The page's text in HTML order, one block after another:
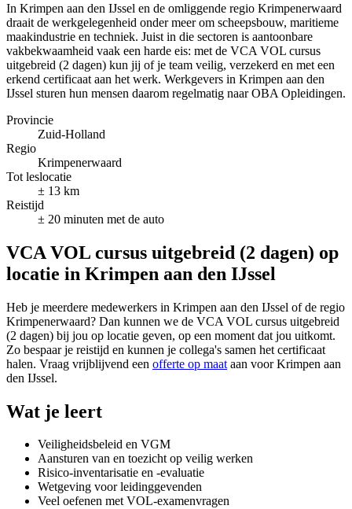
In Krimpen aan den IJssel en de omliggende regio Krimpenerwaard
draait de werkgelegenheid onder meer om scheepsbouw, maritieme
maakindustrie en techniek. Juist in die sectoren is aantoonbare
vakbekwaamheid vaak een harde eis: met de VCA VOL cursus
uitgebreid (2 dagen) kun jij of je team veilig, verzekerd en met een
erkend certificaat aan het werk. Werkgevers in Krimpen aan den
IJssel sturen hun mensen daarom regelmatig naar OBA Opleidingen.
Provincie
Zuid-Holland
Regio
Krimpenerwaard
Tot leslocatie
± 13 km
Reistijd
± 20 minuten met de auto
VCA VOL cursus uitgebreid (2 dagen) op
locatie in Krimpen aan den IJssel
Heb je meerdere medewerkers in Krimpen aan den IJssel of de regio
Krimpenerwaard? Dan kunnen we de VCA VOL cursus uitgebreid
(2 dagen) bij jou op locatie geven, op een moment dat jou uitkomt.
Zo bespaar je reistijd en kunnen je collega's samen het certificaat
halen. Vraag vrijblijvend een offerte op maat aan voor Krimpen aan
den IJssel.
Wat je leert
Veiligheidsbeleid en VGM
Aansturen van en toezicht op veilig werken
Risico-inventarisatie en -evaluatie
Wetgeving voor leidinggevenden
Veel oefenen met VOL-examenvragen